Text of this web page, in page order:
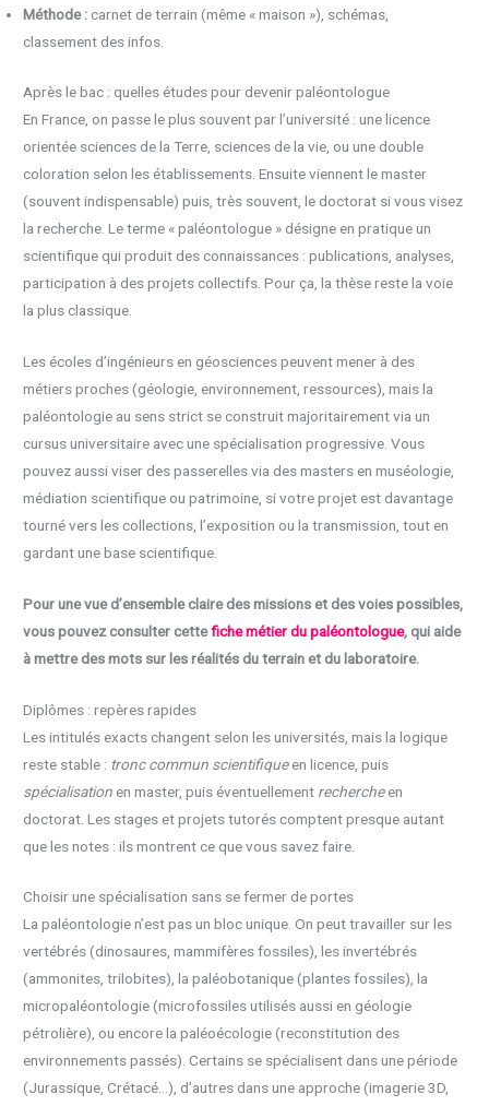
Méthode : carnet de terrain (même « maison »), schémas,
classement des infos.
Après le bac : quelles études pour devenir paléontologue
En France, on passe le plus souvent par l’université : une licence
orientée sciences de la Terre, sciences de la vie, ou une double
coloration selon les établissements. Ensuite viennent le master
(souvent indispensable) puis, très souvent, le doctorat si vous visez
la recherche. Le terme « paléontologue » désigne en pratique un
scientifique qui produit des connaissances : publications, analyses,
participation à des projets collectifs. Pour ça, la thèse reste la voie
la plus classique.
Les écoles d’ingénieurs en géosciences peuvent mener à des
métiers proches (géologie, environnement, ressources), mais la
paléontologie au sens strict se construit majoritairement via un
cursus universitaire avec une spécialisation progressive. Vous
pouvez aussi viser des passerelles via des masters en muséologie,
médiation scientifique ou patrimoine, si votre projet est davantage
tourné vers les collections, l’exposition ou la transmission, tout en
gardant une base scientifique.
Pour une vue d’ensemble claire des missions et des voies possibles,
vous pouvez consulter cettefiche métier du paléontologue, qui aide
à mettre des mots sur les réalités du terrain et du laboratoire.
Diplômes : repères rapides
Les intitulés exacts changent selon les universités, mais la logique
reste stable : tronc commun scientifiqueen licence, puis
spécialisation en master, puis éventuellement rechercheen
doctorat. Les stages et projets tutorés comptent presque autant
que les notes : ils montrent ce que vous savez faire.
Choisir une spécialisation sans se fermer de portes
La paléontologie n’est pas un bloc unique. On peut travailler sur les
vertébrés (dinosaures, mammifères fossiles), les invertébrés
(ammonites, trilobites), la paléobotanique (plantes fossiles), la
micropaléontologie (microfossiles utilisés aussi en géologie
pétrolière), ou encore la paléoécologie (reconstitution des
environnements passés). Certains se spécialisent dans une période
(Jurassique, Crétacé…), d’autres dans une approche (imagerie 3D,